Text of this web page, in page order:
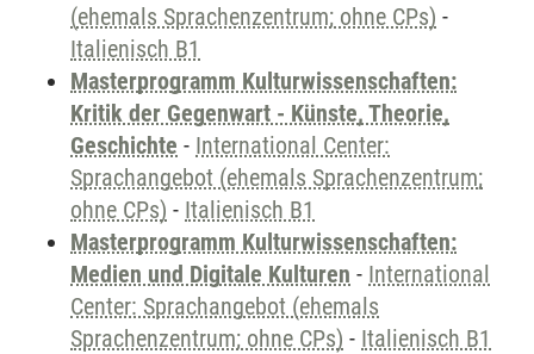
(ehemals Sprachenzentrum; ohne CPs) -
Italienisch B1
Masterprogramm Kulturwissenschaften:
Kritik der Gegenwart - Künste, Theorie,
Geschichte - International Center:
Sprachangebot (ehemals Sprachenzentrum;
ohne CPs) - Italienisch B1
Masterprogramm Kulturwissenschaften:
Medien und Digitale Kulturen - International
Center: Sprachangebot (ehemals
Sprachenzentrum; ohne CPs) - Italienisch B1